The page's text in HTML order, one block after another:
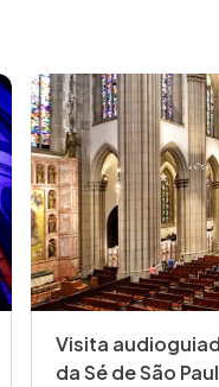
Visita
da Sé de São